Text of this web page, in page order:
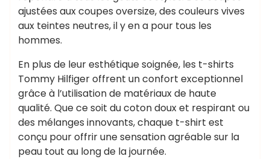
ajustées aux coupes oversize, des couleurs vives
aux teintes neutres, il y en a pour tous les
hommes.
En plus de leur esthétique soignée, les t-shirts
Tommy Hilfiger offrent un confort exceptionnel
grâce à l’utilisation de matériaux de haute
qualité. Que ce soit du coton doux et respirant ou
des mélanges innovants, chaque t-shirt est
conçu pour offrir une sensation agréable sur la
peau tout au long de la journée.